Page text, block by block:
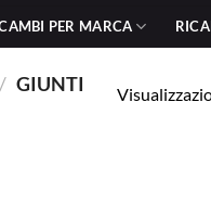
PER MARCA
/ GIUNTI